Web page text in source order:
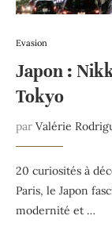
Evasion
Japon :
Tokyo
par Valérie
20 curiosités à
Paris, le Japon
modernité et …